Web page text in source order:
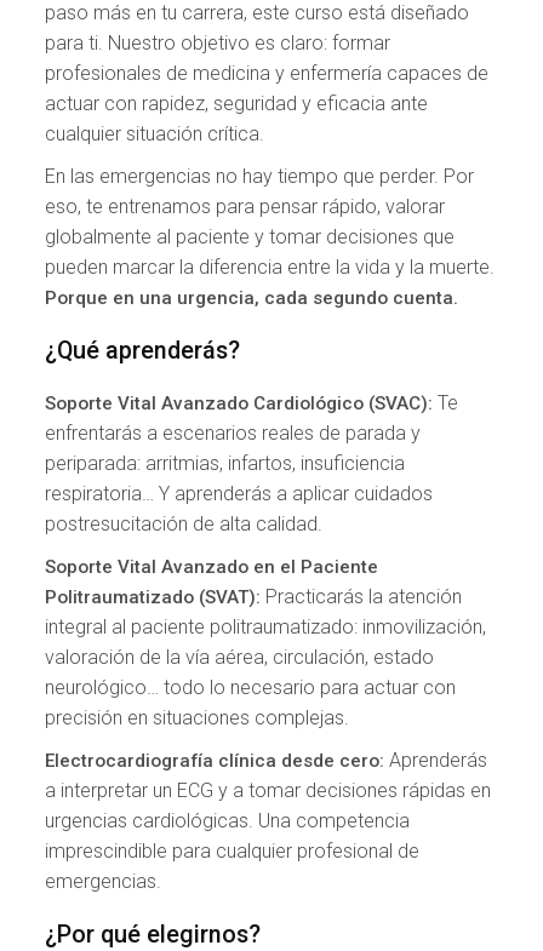
paso más en tu carrera, este curso está diseñado
para ti. Nuestro objetivo es claro: formar
profesionales de medicina y enfermería capaces de
actuar con rapidez, seguridad y eficacia ante
cualquier situación crítica.
En las emergencias no hay tiempo que perder. Por
eso, te entrenamos para pensar rápido, valorar
globalmente al paciente y tomar decisiones que
pueden marcar la diferencia entre la vida y la muerte.
Porque en una urgencia, cada segundo cuenta.
¿Qué aprenderás?
Soporte Vital Avanzado Cardiológico (SVAC):Te
enfrentarás a escenarios reales de parada y
periparada: arritmias, infartos, insuficiencia
respiratoria… Y aprenderás a aplicar cuidados
postresucitación de alta calidad.
Soporte Vital Avanzado en el Paciente
Politraumatizado (SVAT): Practicarás la atención
integral al paciente politraumatizado: inmovilización,
valoración de la vía aérea, circulación, estado
neurológico… todo lo necesario para actuar con
precisión en situaciones complejas.
Electrocardiografía clínica desde cero:Aprenderás
a interpretar un ECG y a tomar decisiones rápidas en
urgencias cardiológicas. Una competencia
imprescindible para cualquier profesional de
emergencias.
¿Por qué elegirnos?